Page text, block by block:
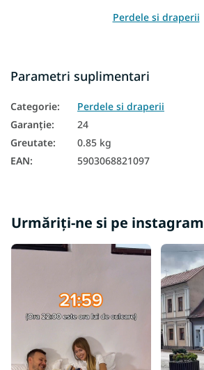
Perdele si draperii
Parametri suplimentari
Categorie:
Perdele si draperii
Garanţie:
24
Greutate:
0.85 kg
EAN: 5903068821097
Urmăriți-ne si pe instagram